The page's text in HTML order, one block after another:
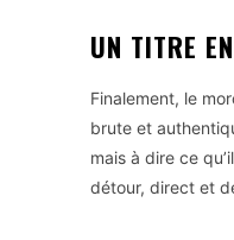
UN TITRE
Finalement, le
brute et
mais à dire ce
détour, direct et